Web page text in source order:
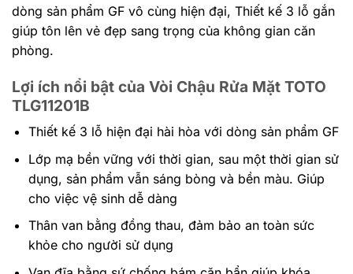
dòng sản phẩm GF vô cùng hiện đại, Thiết kế 3 lỗ gắn
giúp tôn lên vẻ đẹp sang trọng của không gian căn
phòng.
Lợi ích nổi bật của Vòi Chậu Rửa Mặt TOTO
TLG11201B
Thiết kế 3 lỗ hiện đại hài hòa với dòng sản phẩm GF
Lớp mạ bền vững với thời gian, sau một thời gian sử
dụng, sản phẩm vẫn sáng bòng và bền màu. Giúp
cho việc vệ sinh dễ dàng
Thân van bằng đồng thau, đảm bảo an toàn sức
khỏe cho người sử dụng